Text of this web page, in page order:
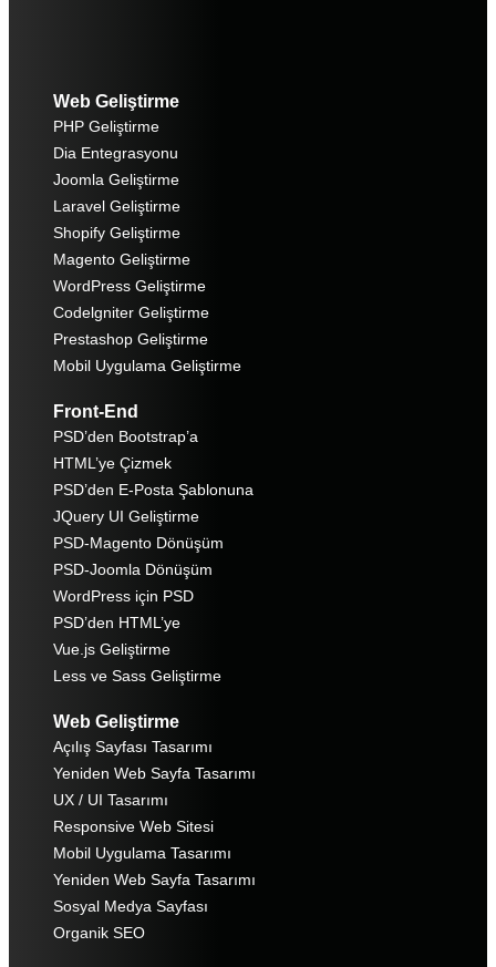
Web Geliştirme
PHP Geliştirme
Dia Entegrasyonu
Joomla Geliştirme
Laravel Geliştirme
Shopify Geliştirme
Magento Geliştirme
WordPress Geliştirme
Codelgniter Geliştirme
Prestashop Geliştirme
Mobil Uygulama Geliştirme
Front-End
PSD’den Bootstrap’a
HTML’ye Çizmek
PSD’den E-Posta Şablonuna
JQuery UI Geliştirme
PSD-Magento Dönüşüm
PSD-Joomla Dönüşüm
WordPress için PSD
PSD’den HTML’ye
Vue.js Geliştirme
Less ve Sass Geliştirme
Web Geliştirme
Açılış Sayfası Tasarımı
Yeniden Web Sayfa Tasarımı
UX / UI Tasarımı
Responsive Web Sitesi
Mobil Uygulama Tasarımı
Yeniden Web Sayfa Tasarımı
Sosyal Medya Sayfası
Organik SEO